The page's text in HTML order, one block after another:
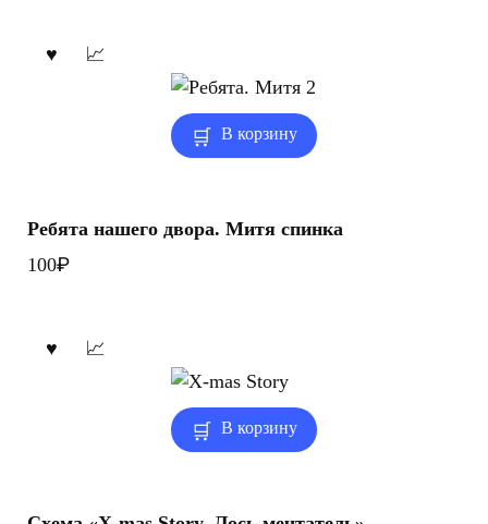
В корзину
Ребята нашего двора. Митя спинка
100₽
В корзину